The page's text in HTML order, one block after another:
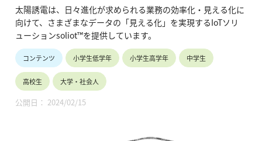
太陽誘電は、日々進化が求められる業務の効率化・見える化に
向けて、さまざまなデータの「見える化」を実現するIoTソリ
ューションsoliot™を提供しています。
コンテンツ 小学生低学年 小学生高学年 中学生
高校生 大学・社会人
公開日： 2024/02/15